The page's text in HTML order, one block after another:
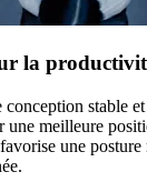
la
stable
une meilleure
une